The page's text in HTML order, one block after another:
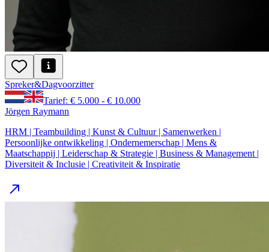
Spreker&Dagvoorzitter
Tarief: € 5.000 - € 10.000
Jörgen Raymann
HRM | Teambuilding | Kunst & Cultuur | Samenwerken |
Persoonlijke ontwikkeling | Ondernemerschap | Mens &
Maatschappij | Leiderschap & Strategie | Business & Management |
Diversiteit & Inclusie | Creativiteit & Inspiratie